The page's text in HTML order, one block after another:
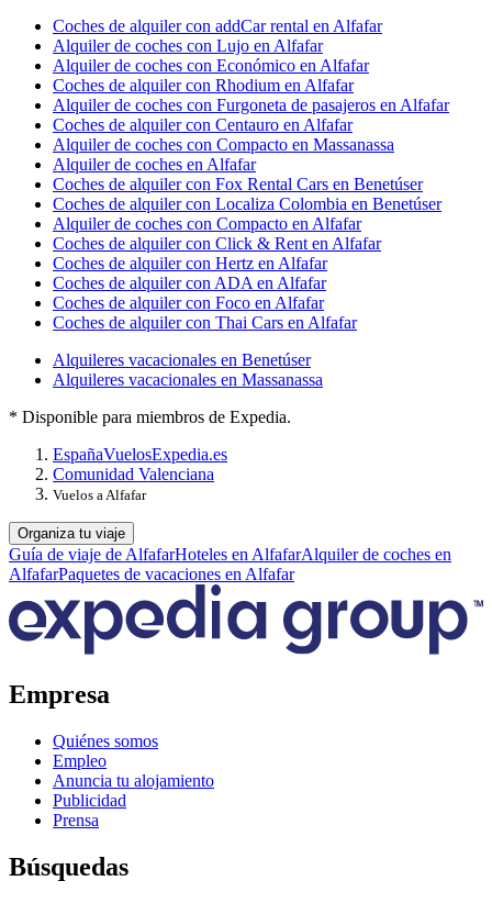
Coches de alquiler con addCar rental en Alfafar
Alquiler de coches con Lujo en Alfafar
Alquiler de coches con Económico en Alfafar
Coches de alquiler con Rhodium en Alfafar
Alquiler de coches con Furgoneta de pasajeros en Alfafar
Coches de alquiler con Centauro en Alfafar
Alquiler de coches con Compacto en Massanassa
Alquiler de coches en Alfafar
Coches de alquiler con Fox Rental Cars en Benetúser
Coches de alquiler con Localiza Colombia en Benetúser
Alquiler de coches con Compacto en Alfafar
Coches de alquiler con Click & Rent en Alfafar
Coches de alquiler con Hertz en Alfafar
Coches de alquiler con ADA en Alfafar
Coches de alquiler con Foco en Alfafar
Coches de alquiler con Thai Cars en Alfafar
Alquileres vacacionales en Benetúser
Alquileres vacacionales en Massanassa
* Disponible para miembros de Expedia.
EspañaVuelosExpedia.es
Comunidad Valenciana
Vuelos a Alfafar
Organiza tu viaje
Guía de viaje de AlfafarHoteles en AlfafarAlquiler de coches en
AlfafarPaquetes de vacaciones en Alfafar
Empresa
Quiénes somos
Empleo
Anuncia tu alojamiento
Publicidad
Prensa
Búsquedas